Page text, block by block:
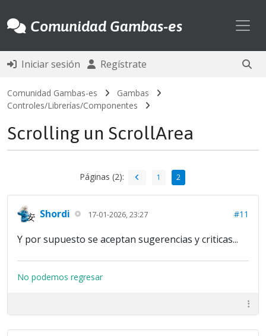
Comunidad Gambas-es
Iniciar sesión Regístrate
Comunidad Gambas-es
Gambas
Controles/Librerías/Componentes
Scrolling un ScrollArea
Páginas (2): 1 2
Shordi 17-01-2026, 23:27 #11
Y por supuesto se aceptan sugerencias y criticas...
No podemos regresar